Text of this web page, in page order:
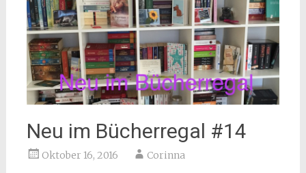
Neu im Bücherregal #14
Oktober 16, 2016 Corinna